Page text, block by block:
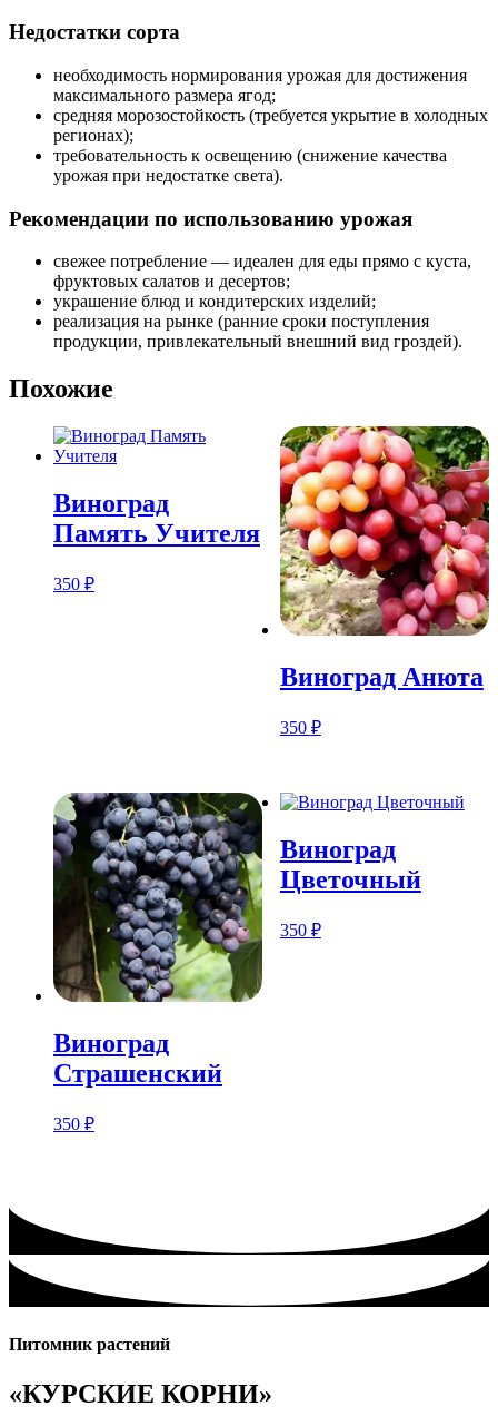
Недостатки сорта
необходимость нормирования урожая для достижения
максимального размера ягод;
средняя морозостойкость (требуется укрытие в холодных
регионах);
требовательность к освещению (снижение качества
урожая при недостатке света).
Рекомендации по использованию урожая
свежее потребление — идеален для еды прямо с куста,
фруктовых салатов и десертов;
украшение блюд и кондитерских изделий;
реализация на рынке (ранние сроки поступления
продукции, привлекательный внешний вид гроздей).
Похожие
Виноград
Память Учителя
350 ₽
Виноград Анюта
350 ₽
Виноград
Страшенский
350 ₽
Виноград
Цветочный
350 ₽
Питомник растений
«КУРСКИЕ КОРНИ»